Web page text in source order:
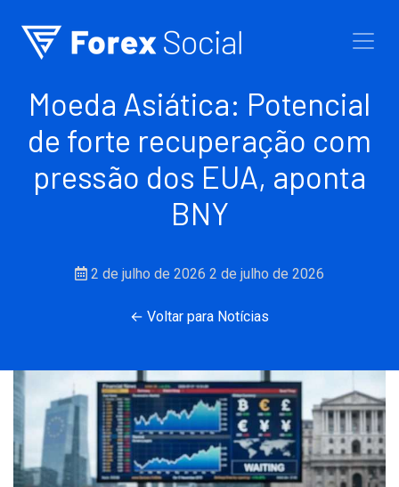
Moeda Asiática: Potencial
de forte recuperação com
pressão dos EUA, aponta
BNY
2 de julho de 2026 2 de julho de 2026
← Voltar para Notícias